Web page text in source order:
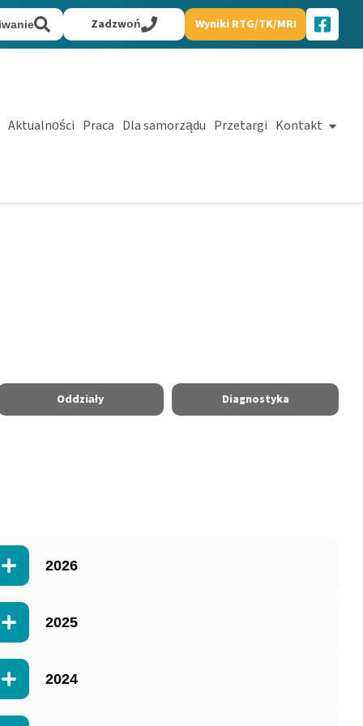
Zadzwoń Wyniki RTG/TK/MRI
Aktualności Praca Dla samorządu Przetargi Kontakt
Oddziały Diagnostyka
2026
2025
2024